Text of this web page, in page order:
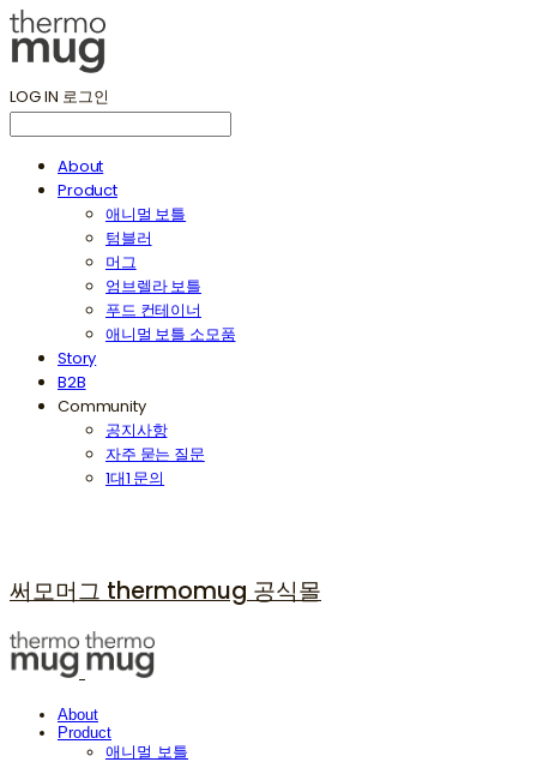
LOG IN 로그인
About
Product
애니멀 보틀
텀블러
머그
엄브렐라 보틀
푸드 컨테이너
애니멀 보틀 소모품
Story
B2B
Community
공지사항
자주 묻는 질문
1대1 문의
써모머그 thermomug 공식몰
About
Product
애니멀 보틀